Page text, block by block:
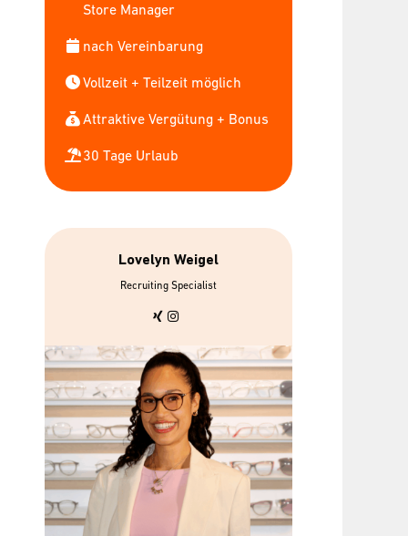
bis zu 7 gratis
Mitarbeiterbrillen
Store Manager
nach Vereinbarung
Vollzeit + Teilzeit möglich
Attraktive Vergütung + Bonus
30 Tage Urlaub
Lovelyn Weigel
Recruiting Specialist